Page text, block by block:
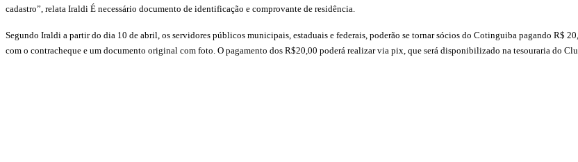
cadastro”, relata Iraldi É necessário documento de identificação e comprovante de residência.
Segundo Iraldi a partir do dia 10 de abril, os servidores públicos municipais, estaduais e federais, poderão se tornar sócios do Cotinguiba pagando R$
com o contracheque e um documento original com foto. O pagamento dos R$20,00 poderá realizar via pix, que será disponibilizado na tesouraria do